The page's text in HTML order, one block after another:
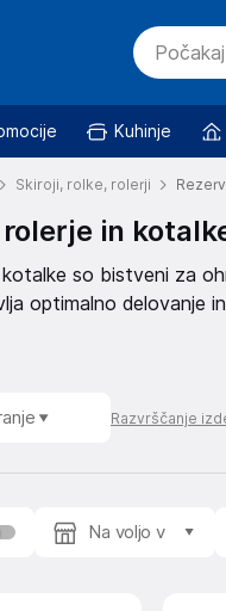
Kuhinje
Skiroji, rolke, rolerji
in
so bistveni za
optimalno delovanje
Razvrščanje
Na voljo v